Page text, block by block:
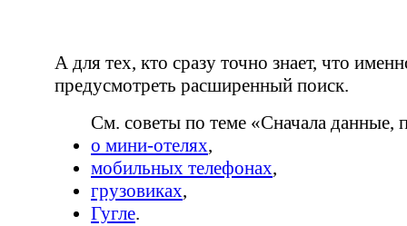
А для тех, кто сразу точно знает, что
предусмотреть расширенный поиск.
См. советы по теме «Сначала данные,
о мини-отелях,
мобильных телефонах,
грузовиках,
Гугле.